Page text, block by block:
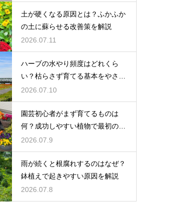
土が硬くなる原因とは？ふかふか
の土に蘇らせる改善策を解説
2026.07.11
ハーブの水やり頻度はどれくら
い？枯らさず育てる基本をやさし
く紹介
2026.07.10
園芸初心者がまず育てるものは
何？成功しやすい植物で最初の一
歩を踏み出そう
2026.07.9
雨が続くと根腐れするのはなぜ？
鉢植えで起きやすい原因を解説
2026.07.8